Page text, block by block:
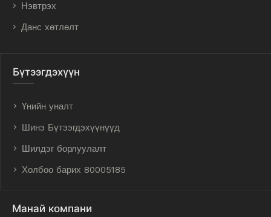
Нэвтрэх
Данс хөтлөлт
Бүтээгдэхүүн
Үнийн уналт
Шинэ Бүтээгдэхүүнүүд
Шилдэг борлуулалт
Холбоо барих 80005185
Манай компани